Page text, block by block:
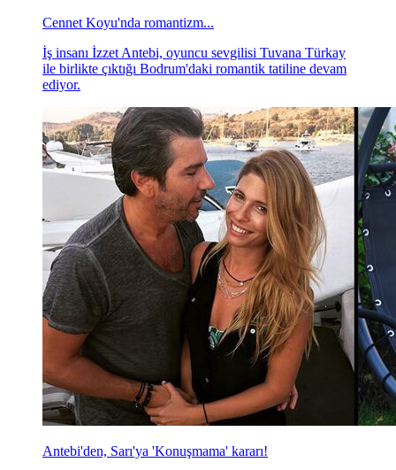
Cennet Koyu'nda romantizm...
İş insanı İzzet Antebi, oyuncu sevgilisi Tuvana Türkay
ile birlikte çıktığı Bodrum'daki romantik tatiline devam
ediyor.
Antebi'den, Sarı'ya 'Konuşmama' kararı!